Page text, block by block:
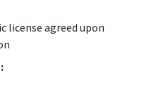
license agreed upon